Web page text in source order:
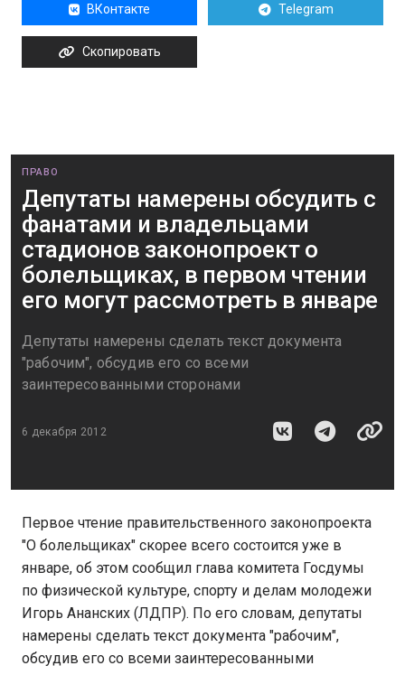
ВКонтакте Telegram
Скопировать
ПРАВО
Депутаты намерены обсудить с
фанатами и владельцами
стадионов законопроект о
болельщиках, в первом чтении
его могут рассмотреть в январе
Депутаты намерены сделать текст документа
"рабочим", обсудив его со всеми
заинтересованными сторонами
6 декабря 2012
Первое чтение правительственного законопроекта
"О болельщиках" скорее всего состоится уже в
январе, об этом сообщил глава комитета Госдумы
по физической культуре, спорту и делам молодежи
Игорь Ананских (ЛДПР). По его словам, депутаты
намерены сделать текст документа "рабочим",
обсудив его со всеми заинтересованными